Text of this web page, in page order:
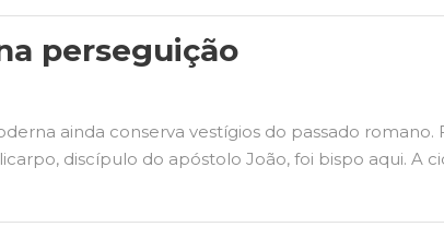
perseguição
ainda conserva vestígios do passado romano.
discípulo do apóstolo João, foi bispo aqui. A